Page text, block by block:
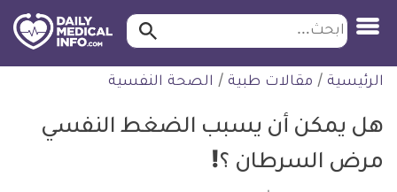
التخطي
للمحتوى
طبية
ابحث ابحث…
الرئيسية / مقالات طبية / الصحة النفسية
هل يمكن أن يسبب الضغط النفسي
مرض السرطان ؟!